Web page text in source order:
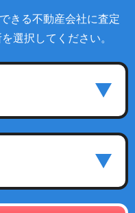
きる不動産会社に査定
選択してください。